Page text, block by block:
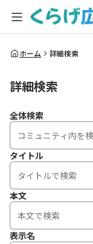
全体検索
ホーム 詳細検索
詳細検索
全体検索
タイトル
本文
表示名